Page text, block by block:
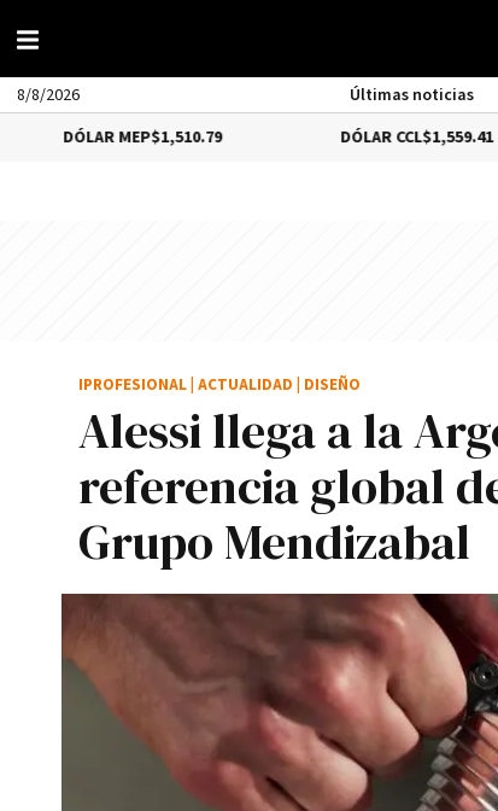
8/8/2026 Últimas noticias
MEP$1,510.79 DÓLAR CCL$1,559.41
Alessi llega a la
referencia global
Grupo Mendizabal
IPROFESIONAL ACTUALIDAD DISEÑO